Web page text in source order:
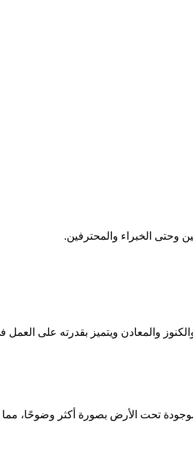
والمعادن ويتميز بقدرته على العمل
تحت الأرض بصورة أكثر وضوحًا،